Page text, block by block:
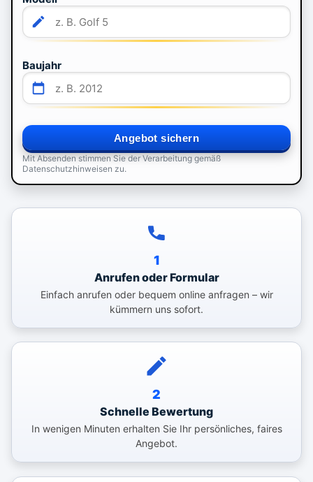
Baujahr
Angebot sichern
Mit Absenden stimmen Sie der Verarbeitung gemäß
Datenschutzhinweisen zu.
1
Anrufen oder Formular
Einfach anrufen oder bequem online anfragen – wir
kümmern uns sofort.
2
Schnelle Bewertung
In wenigen Minuten erhalten Sie Ihr persönliches, faires
Angebot.